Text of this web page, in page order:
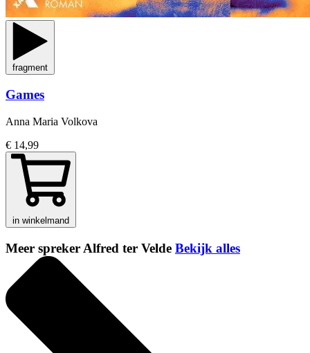
fragment
Games
Anna Maria Volkova
€ 14,99
in winkelmand
Meer spreker Alfred ter Velde Bekijk alles